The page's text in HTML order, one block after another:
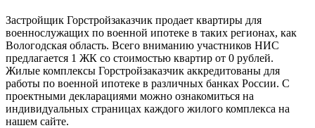
Застройщик Горстройзаказчик продает квартиры для
военнослужащих по военной ипотеке в таких регионах, как
Вологодская область. Всего вниманию участников НИС
предлагается 1 ЖК со стоимостью квартир от 0 рублей.
Жилые комплексы Горстройзаказчик аккредитованы для
работы по военной ипотеке в различных банках России. С
проектными декларациями можно ознакомиться на
индивидуальных страницах каждого жилого комплекса на
нашем сайте.